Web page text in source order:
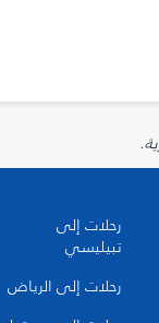
رحلات إلى
تبيليسي
رحلات إلى الرياض